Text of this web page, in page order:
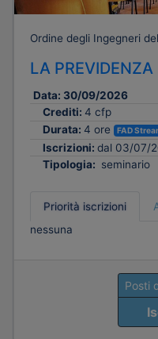
Ordine degli Ingegneri
LA
Data: 30/09/2026
Crediti: 4 cfp
Durata: 4 ore FAD
Iscrizioni: dal 03/07/
Tipologia: seminario
Priorità iscrizioni
nessuna
Posti